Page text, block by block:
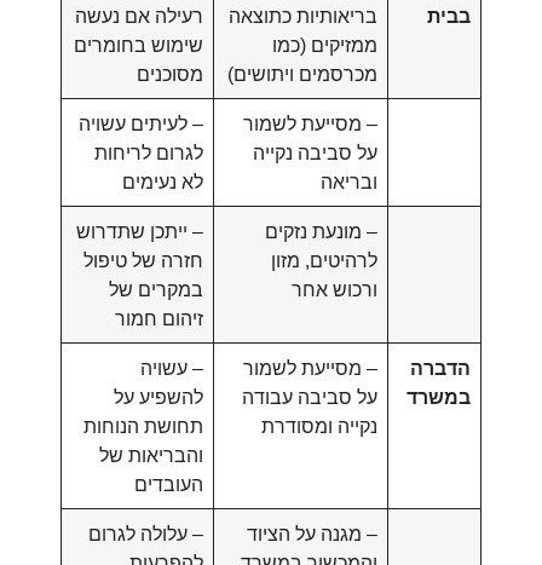
בבית
בריאותיות כתוצאה
ממזיקים (כמו
מכרסמים ויתושים)
רעילה אם נעשה
שימוש בחומרים
מסוכנים
– מסייעת לשמור
על סביבה נקייה
ובריאה
– לעיתים עשויה
לגרום לריחות
לא נעימים
– מונעת נזקים
לרהיטים, מזון
ורכוש אחר
– ייתכן שתדרוש
חזרה של טיפול
במקרים של
זיהום חמור
הדברה
במשרד
– מסייעת לשמור
על סביבה עבודה
נקייה ומסודרת
– עשויה
להשפיע על
תחושת הנוחות
והבריאות של
העובדים
– מגנה על הציוד
– עלולה לגרום